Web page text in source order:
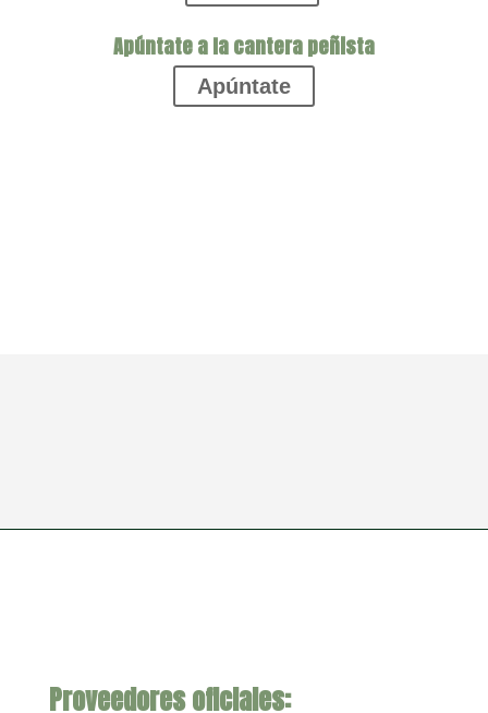
Apúntate a la cantera peñista
Apúntate
Proveedores oficiales: